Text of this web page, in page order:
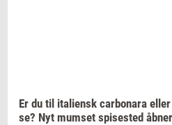
Er du til ita­li­ensk car­bo­na­ra eller
se? Nyt mum­set spi­se­sted